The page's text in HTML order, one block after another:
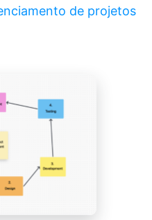
de projetos